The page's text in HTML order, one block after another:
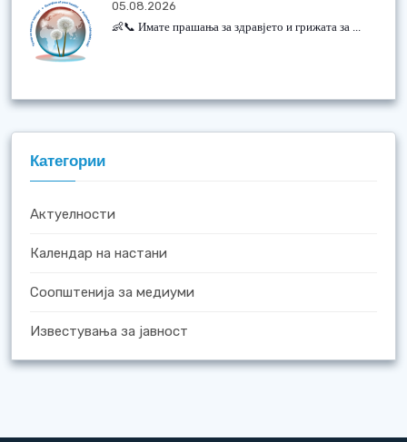
05.08.2026
👶📞 Имате прашања за здравјето и грижата за ...
Категории
Актуелности
Календар на настани
Соопштенија за медиуми
Известувања за јавност